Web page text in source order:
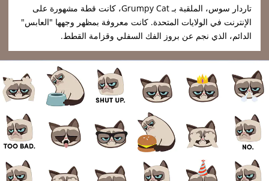
تاردار سوس، الملقبة بـ Grumpy Cat، كانت قطة مشهورة على
الإنترنت في الولايات المتحدة. كانت معروفة بمظهر وجهها "العابس"
الدائم، الذي نجم عن بروز الفك السفلي وقزامة القطط.